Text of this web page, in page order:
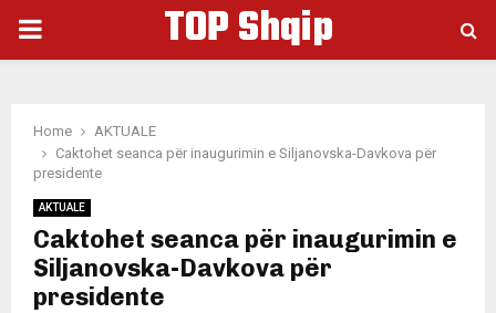
PRIMARY
TOP Shqip
Home
AKTUALE
Caktohet seanca për inaugurimin e Siljanovska-Davkova për
presidente
AKTUALE
Caktohet seanca për inaugurimin e
Siljanovska-Davkova për
presidente